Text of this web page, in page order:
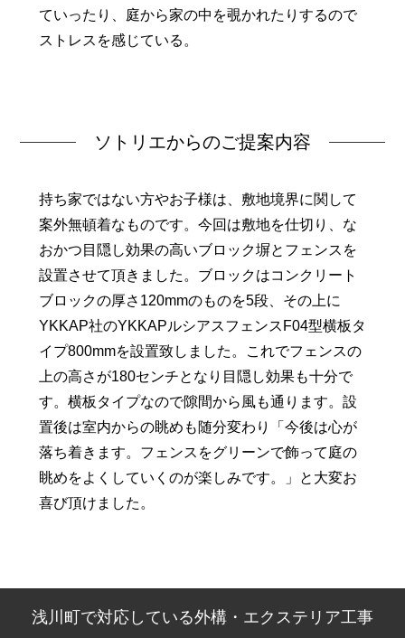
ていったり、庭から家の中を覗かれたりするので
ストレスを感じている。
ソトリエからのご提案内容
持ち家ではない方やお子様は、敷地境界に関して
案外無頓着なものです。今回は敷地を仕切り、な
おかつ目隠し効果の高いブロック塀とフェンスを
設置させて頂きました。ブロックはコンクリート
ブロックの厚さ120mmのものを5段、その上に
YKKAP社のYKKAPルシアスフェンスF04型横板タ
イプ800mmを設置致しました。これでフェンスの
上の高さが180センチとなり目隠し効果も十分で
す。横板タイプなので隙間から風も通ります。設
置後は室内からの眺めも随分変わり「今後は心が
落ち着きます。フェンスをグリーンで飾って庭の
眺めをよくしていくのが楽しみです。」と大変お
喜び頂けました。
浅川町で対応している外構・エクステリア工事